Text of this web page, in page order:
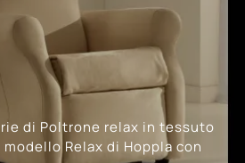
di Poltrone relax in tessuto
Relax di Hoppla con